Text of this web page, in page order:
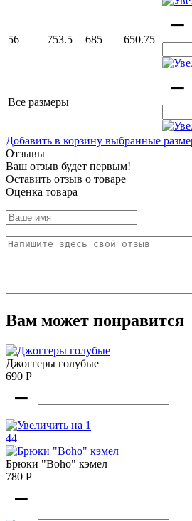
56 753.5 685 650.75
Все размеры
Добавить в корзину выбранные
Отзывы
Ваш отзыв будет первым!
Оставить отзыв о товаре
Оценка товара
Вам может понравится
Джоггеры голубые
690 Р
44
Брюки "Boho" кэмел
780 Р